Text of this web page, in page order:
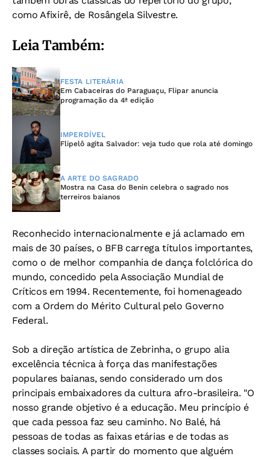
como Afixirê, de Rosângela Silvestre.
Leia Também:
FESTA LITERÁRIA
Em Cabaceiras do Paraguaçu, Flipar anuncia
programação da 4ª edição
IMPERDÍVEL
Flipelô agita Salvador: veja tudo que rola até domingo
A ARTE DO SAGRADO
Mostra na Casa do Benin celebra o sagrado nos
terreiros baianos
Reconhecido internacionalmente e já aclamado em
mais de 30 países, o BFB carrega títulos importantes,
como o de melhor companhia de dança folclórica do
mundo, concedido pela Associação Mundial de
Críticos em 1994. Recentemente, foi homenageado
com a Ordem do Mérito Cultural pelo Governo
Federal.
Sob a direção artística de Zebrinha, o grupo alia
excelência técnica à força das manifestações
populares baianas, sendo considerado um dos
principais embaixadores da cultura afro-brasileira. "O
nosso grande objetivo é a educação. Meu princípio é
que cada pessoa faz seu caminho. No Balé, há
pessoas de todas as faixas etárias e de todas as
classes sociais. A partir do momento que alguém